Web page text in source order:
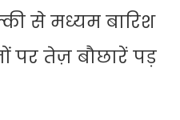
से मध्यम बारिश
पर तेज़ बौछारें पड़